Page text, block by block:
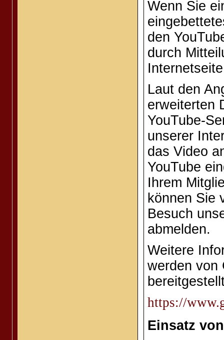
Wenn Sie
den
durch
Laut den
erweiterten
YouTube-
unserer
das Video
YouTube
Ihrem
können Sie
Besuch
abmelden.
Weitere
werden von
https://
Einsatz